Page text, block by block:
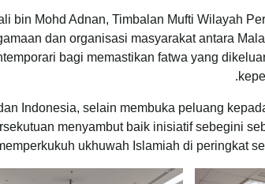
Mohd Adnan, Timbalan Mufti Wilayah
dan organisasi masyarakat antara
bagi memastikan fatwa yang
Indonesia, selain membuka peluang
menyambut baik inisiatif sebegini
ukhuwah Islamiah di peringkat